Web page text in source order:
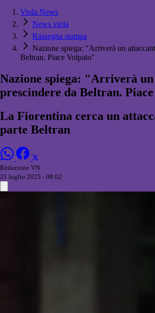
Viola News
News viola
Rassegna stampa
Nazione spiega: "Arriverà un
Beltran. Piace Volpato"
Nazione spiega: "Arriverà un
prescindere da Beltran.
La Fiorentina cerca un
parte Beltran
Redazione VN
21 luglio 2025 - 08:02